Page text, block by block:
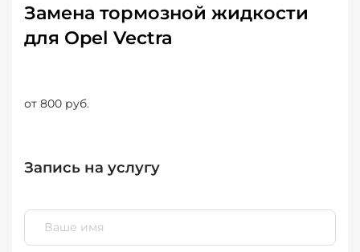
Замена тормозной жидкости
для Opel Vectra
от 800 руб.
Запись на услугу